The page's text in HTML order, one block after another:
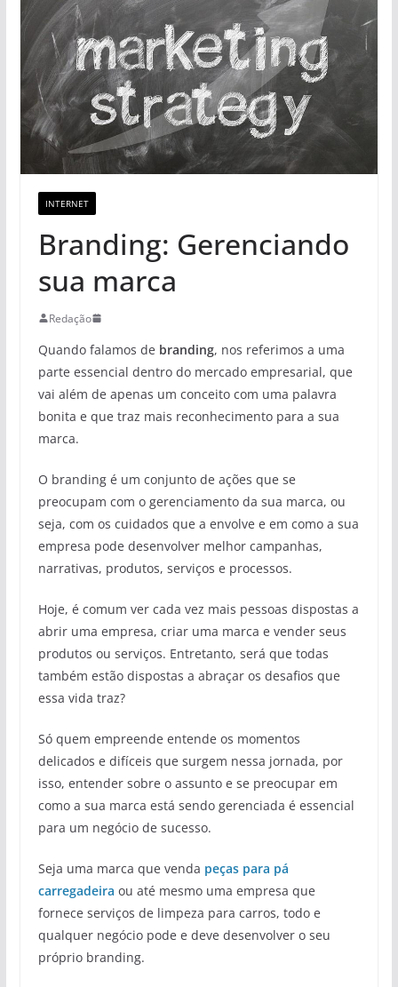
INTERNET
Branding: Gerenciando
sua marca
Redação
Quando falamos de branding, nos referimos a uma
parte essencial dentro do mercado empresarial, que
vai além de apenas um conceito com uma palavra
bonita e que traz mais reconhecimento para a sua
marca.
O branding é um conjunto de ações que se
preocupam com o gerenciamento da sua marca, ou
seja, com os cuidados que a envolve e em como a sua
empresa pode desenvolver melhor campanhas,
narrativas, produtos, serviços e processos.
Hoje, é comum ver cada vez mais pessoas dispostas a
abrir uma empresa, criar uma marca e vender seus
produtos ou serviços. Entretanto, será que todas
também estão dispostas a abraçar os desafios que
essa vida traz?
Só quem empreende entende os momentos
delicados e difíceis que surgem nessa jornada, por
isso, entender sobre o assunto e se preocupar em
como a sua marca está sendo gerenciada é essencial
para um negócio de sucesso.
Seja uma marca que venda peças para pá
carregadeira ou até mesmo uma empresa que
fornece serviços de limpeza para carros, todo e
qualquer negócio pode e deve desenvolver o seu
próprio branding.